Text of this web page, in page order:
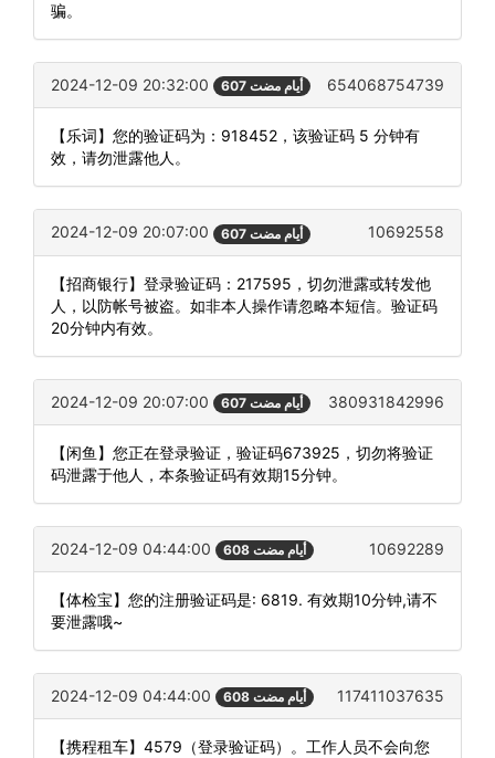
骗。
2024-12-09 20:32:00 607 أيام مضت 654068754739
【乐词】您的验证码为：918452，该验证码 5 分钟有
效，请勿泄露他人。
2024-12-09 20:07:00 607 أيام مضت 10692558
【招商银行】登录验证码：217595，切勿泄露或转发他
人，以防帐号被盗。如非本人操作请忽略本短信。验证码
20分钟内有效。
2024-12-09 20:07:00 607 أيام مضت 380931842996
【闲鱼】您正在登录验证，验证码673925，切勿将验证
码泄露于他人，本条验证码有效期15分钟。
2024-12-09 04:44:00 608 أيام مضت 10692289
【体检宝】您的注册验证码是: 6819. 有效期10分钟,请不
要泄露哦~
2024-12-09 04:44:00 608 أيام مضت 117411037635
【携程租车】4579（登录验证码）。工作人员不会向您